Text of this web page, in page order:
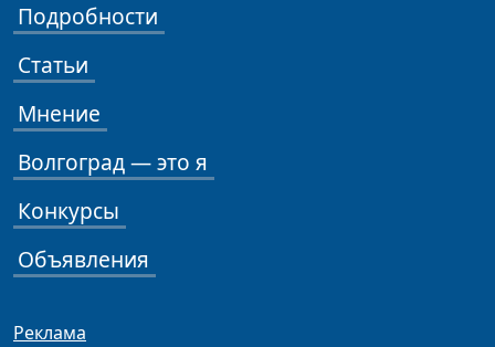
Подробности
Статьи
Мнение
Волгоград — это я
Конкурсы
Объявления
Реклама